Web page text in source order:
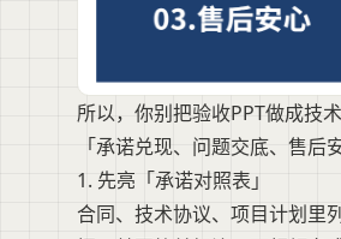
所以，你别把验收PPT做成技
「承诺兑现、问题交底、售后
1. 先亮「承诺对照表」
合同、技术协议、项目计划里